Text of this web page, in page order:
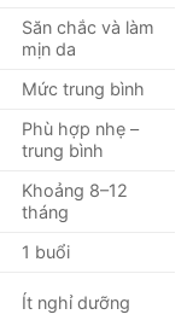
Săn chắc và làm
mịn da
Mức trung bình
Phù hợp nhẹ –
trung bình
Khoảng 8–12
tháng
1 buổi
Ít nghỉ dưỡng